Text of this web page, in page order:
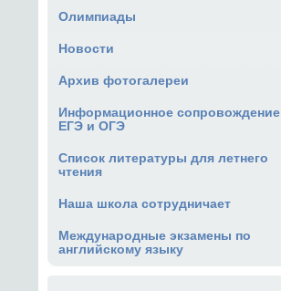
Олимпиады
Новости
Архив фотогалереи
Информационное сопровождение
ЕГЭ и ОГЭ
Список литературы для летнего
чтения
Наша школа сотрудничает
Международные экзамены по
английскому языку